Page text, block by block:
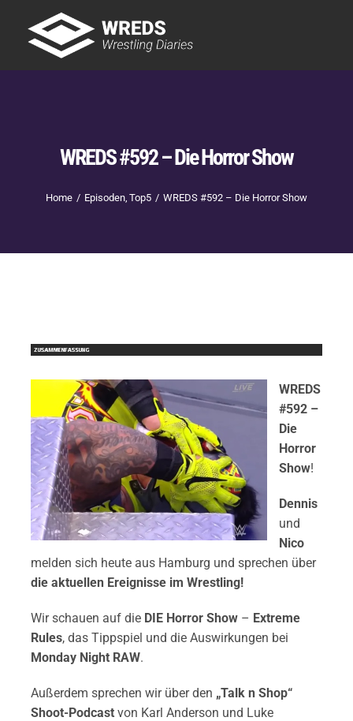
content
WREDS #592 – Die Horror Show
Home Episoden Top5 WREDS #592 – Die Horror Show
WREDS
#592 –
Die
Horror
Show!
Dennis
und
Nico
melden sich heute aus Hamburg und sprechen über
die aktuellen Ereignisse im Wrestling!
Wir schauen auf die DIE Horror Show– Extreme
Rules, das Tippspiel und die Auswirkungen bei
Monday Night RAW.
Außerdem sprechen wir über den „Talk n Shop“
Shoot-Podcastvon Karl Anderson und Luke